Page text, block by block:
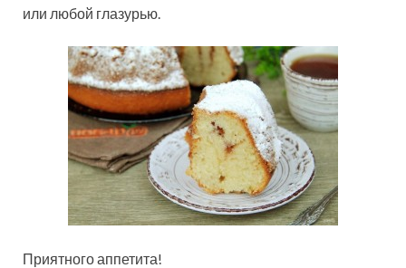
или любой глазурью.
Приятного аппетита!